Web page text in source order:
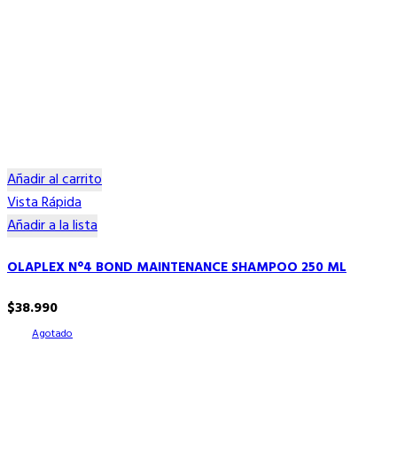
Añadir al carrito
Vista Rápida
Añadir a la lista
OLAPLEX N°4 BOND MAINTENANCE SHAMPOO 250 ML
$38.990
Agotado